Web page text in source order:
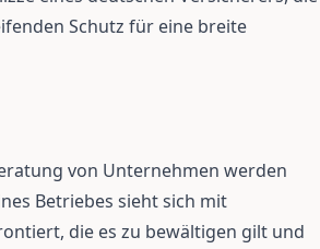
Schutz für eine breite
von Unternehmen werden
Betriebes sieht sich mit
die es zu bewältigen gilt und